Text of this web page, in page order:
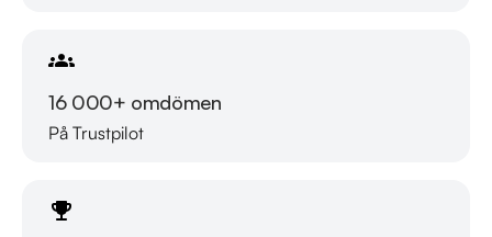
16 000+ omdömen
På Trustpilot